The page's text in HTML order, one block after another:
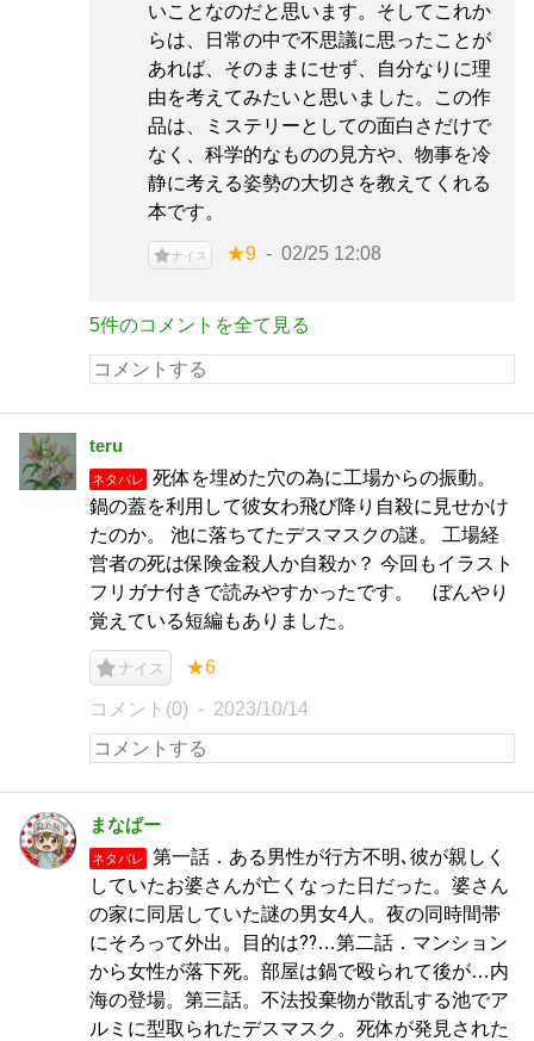
いことなのだと思います。そしてこれか
らは、日常の中で不思議に思ったことが
あれば、そのままにせず、自分なりに理
由を考えてみたいと思いました。この作
品は、ミステリーとしての面白さだけで
なく、科学的なものの見方や、物事を冷
静に考える姿勢の大切さを教えてくれる
本です。
ナイス ★9 02/25 12:08
5件のコメントを全て見る
teru
ネタバレ
死体を埋めた穴の為に工場からの振動。
鍋の蓋を利用して彼女わ飛び降り自殺に見せかけ
たのか。 池に落ちてたデスマスクの謎。 工場経
営者の死は保険金殺人か自殺か？ 今回もイラスト
フリガナ付きで読みやすかったです。 ぼんやり
覚えている短編もありました。
ナイス ★6
コメント(0) 2023/10/14
まなぱー
ネタバレ
第一話．ある男性が行方不明､彼が親しく
していたお婆さんが亡くなった日だった。婆さん
の家に同居していた謎の男女4人。夜の同時間帯
にそろって外出。目的は⁇…第二話．マンション
から女性が落下死。部屋は鍋で殴られて後が…内
海の登場。第三話。不法投棄物が散乱する池でア
ルミに型取られたデスマスク。死体が発見された